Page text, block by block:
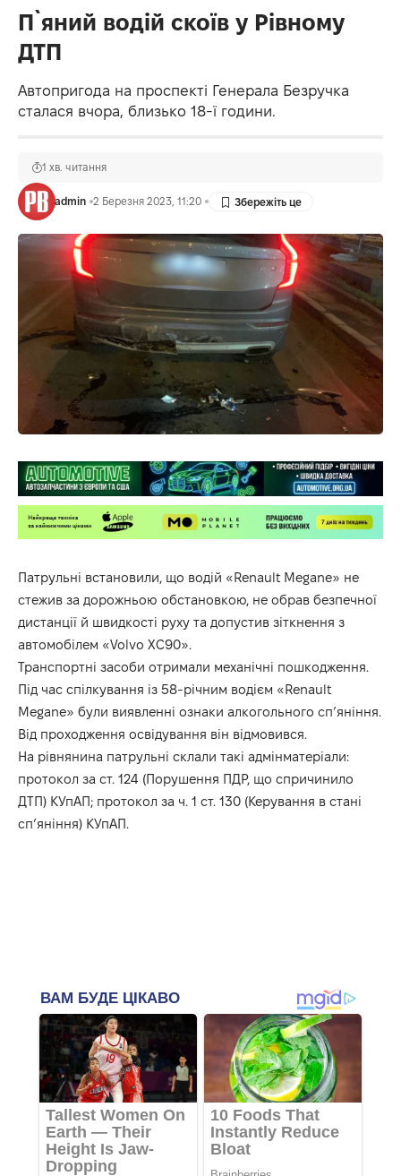
П`яний водій скоїв у Рівному
ДТП
Автопригода на проспекті Генерала Безручка
сталася вчора, близько 18-ї години.
admin 2 Березня 2023, 11:20
1 хв. читання
Патрульні встановили, що водій «Renault Megane» не
стежив за дорожньою обстановкою, не обрав безпечної
дистанції й швидкості руху та допустив зіткнення з
автомобілем «Volvo XC90».
Транспортні засоби отримали механічні пошкодження.
Під час спілкування із 58-річним водієм «Renault
Megane» були виявленні ознаки алкогольного сп’яніння.
Від проходження освідування він відмовився.
На рівнянина патрульні склали такі адмінматеріали:
протокол за ст. 124 (Порушення ПДР, що спричинило
ДТП) КУпАП; протокол за ч. 1 ст. 130 (Керування в стані
сп’яніння) КУпАП.